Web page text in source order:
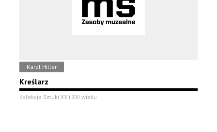
Karol Hiller
Kreślarz
Kolekcja Sztuki XX i XXI wieku